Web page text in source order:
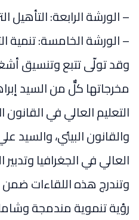
– الورشة الرابعة: التأهيل
– الورشة الخامسة:
وقد تولّى تتبع وتنسيق
مخرجاتها كلٌّ من السيد
التعليم العالي في القانون
والقانون البيئي، والسيد
العالي في الجغرافيا وتدبير
وتندرج هذه اللقاءات
رؤية تنموية مندمجة